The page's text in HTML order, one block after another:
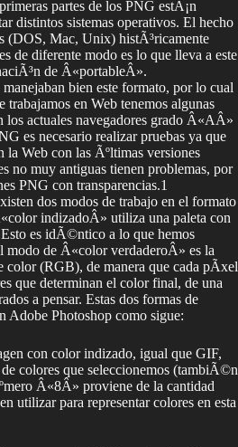
partes de los PNG estÃ¡n
distintos sistemas operativos. El hecho
(DOS, Mac, Unix) histÃ³ricamente
de diferente modo es lo que lleva a este
de Â«portableÂ».
bien este formato, por lo cual
en Web tenemos algunas
los actuales navegadores grado Â«AÂ»
es necesario realizar pruebas ya que
la Web con las Ãºltimas versiones
no muy antiguas tienen problemas, por
PNG con transparencias.1
dos modos de trabajo en el formato
indizadoÂ» utiliza una paleta con
es idÃ©ntico a lo que hemos
modo de Â«color verdaderoÂ» es la
color (RGB), de manera que cada pÃ­xel
que determinan el color final, de una
a pensar. Estas dos formas de
Adobe Photoshop como sigue:
con color indizado, igual que GIF,
colores que seleccionemos (tambiÃ©n
Â«8Â» proviene de la cantidad
utilizar para representar colores en esta